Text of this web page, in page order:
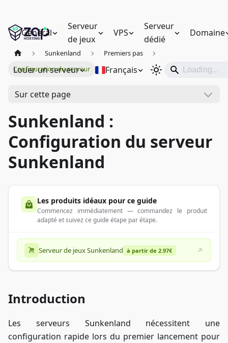
Général
Serveur
de jeux
VPS
Serveur
dédié
Domaine
Louer un serveur Français
Sunkenland
Premiers pas
Configuration du serveur
Sur cette page
Sunkenland :
Configuration du serveur
Sunkenland
Les produits idéaux pour ce guide
Commencez immédiatement — commandez le produit
adapté et suivez ce guide étape par étape.
Serveur de jeux Sunkenland à partir de 2.97€
Introduction
Les serveurs Sunkenland nécessitent une
configuration rapide lors du premier lancement pour